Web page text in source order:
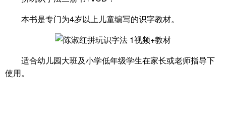
本书是专门为4岁以上儿童编写的识字教材。
适合幼儿园大班及小学低年级学生在家长或老师指导下
使用。